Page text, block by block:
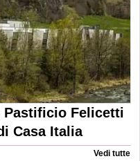
Pastificio Felicetti
Casa Italia
Vedi tutte